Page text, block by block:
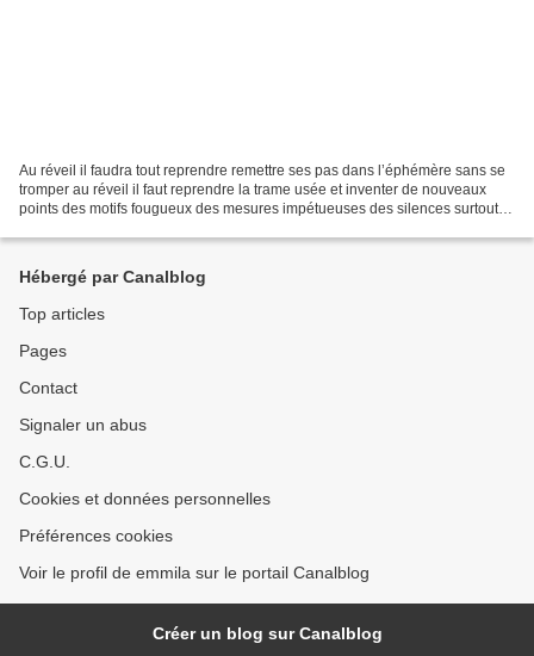
Au réveil il faudra tout reprendre remettre ses pas dans l’éphémère sans se
tromper au réveil il faut reprendre la trame usée et inventer de nouveaux
points des motifs fougueux des mesures impétueuses des silences surtout
Hébergé par Canalblog
Top articles
Pages
Contact
Signaler un abus
C.G.U.
Cookies et données personnelles
Préférences cookies
Voir le profil de emmila sur le portail Canalblog
Créer un blog sur Canalblog